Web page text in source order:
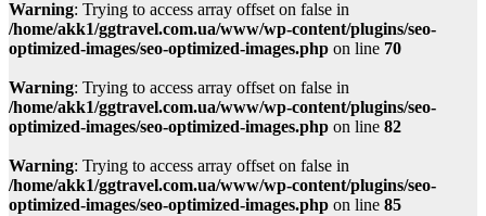
Warning: Trying to access array offset on false in
/home/akk1/ggtravel.com.ua/www/wp-content/plugins/seo-
optimized-images/seo-optimized-images.php on line 70
Warning: Trying to access array offset on false in
/home/akk1/ggtravel.com.ua/www/wp-content/plugins/seo-
optimized-images/seo-optimized-images.php on line 82
Warning: Trying to access array offset on false in
/home/akk1/ggtravel.com.ua/www/wp-content/plugins/seo-
optimized-images/seo-optimized-images.php on line 85